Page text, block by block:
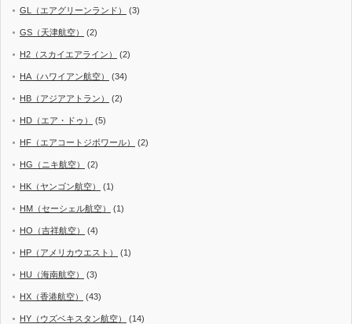
GL（エアグリーンランド） (3)
GS（天津航空） (2)
H2（スカイエアライン） (2)
HA（ハワイアン航空） (34)
HB（アジアアトラン） (2)
HD（エア・ドゥ） (5)
HF（エアコートジボワール） (2)
HG（ニキ航空） (2)
HK（ヤンゴン航空） (1)
HM（セーシェル航空） (1)
HO（吉祥航空） (4)
HP（アメリカウエスト） (1)
HU（海南航空） (3)
HX（香港航空） (43)
HY（ウズベキスタン航空） (14)